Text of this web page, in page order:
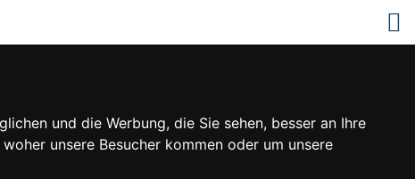
und die Werbung, die Sie sehen, besser an Ihre
unsere Besucher kommen oder um unsere